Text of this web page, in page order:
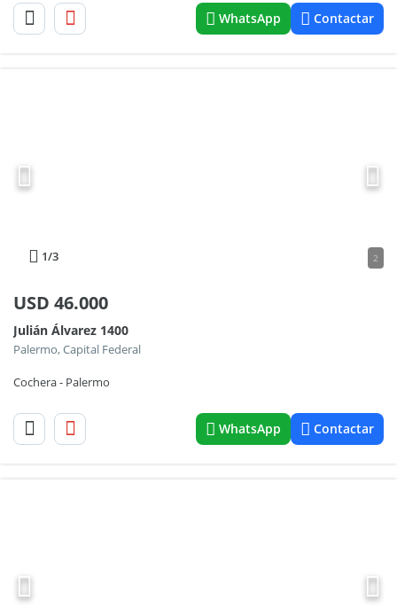
WhatsApp Contactar
1/3 2
USD 46.000
Julián Álvarez 1400
Palermo, Capital Federal
Cochera - Palermo
WhatsApp Contactar